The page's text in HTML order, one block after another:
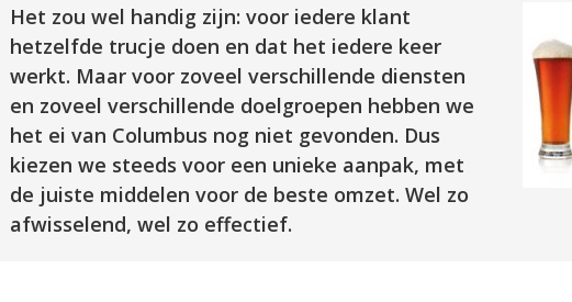
Het zou wel handig zijn: voor iedere klant
hetzelfde trucje doen en dat het iedere keer
werkt. Maar voor zoveel verschillende diensten
en zoveel verschillende doelgroepen hebben we
het ei van Columbus nog niet gevonden. Dus
kiezen we steeds voor een unieke aanpak, met
de juiste middelen voor de beste omzet. Wel zo
afwisselend, wel zo effectief.